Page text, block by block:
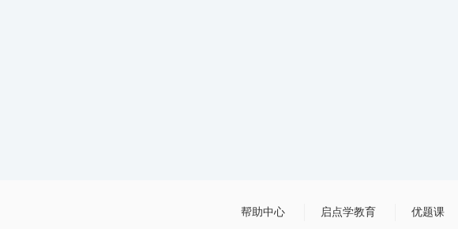
帮助中心 启点学教育 优题课